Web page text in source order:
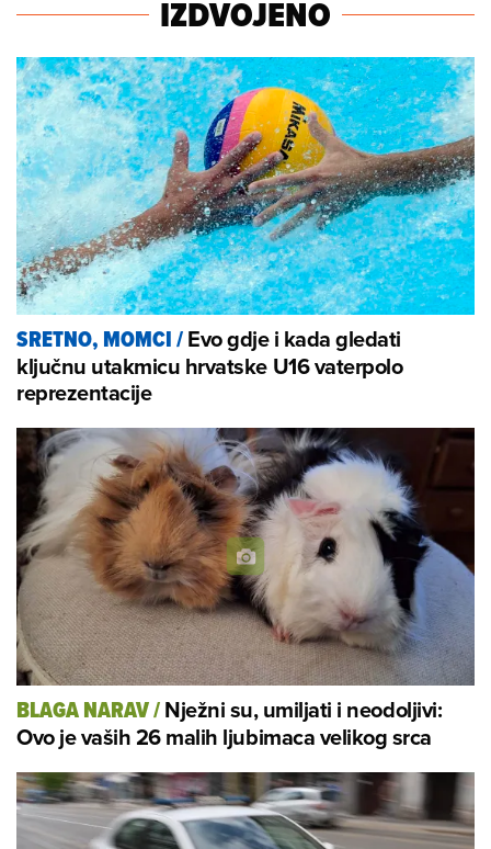
IZDVOJENO
SRETNO, MOMCI/Evo gdje i kada gledati
ključnu utakmicu hrvatske U16 vaterpolo
reprezentacije
BLAGA NARAV/Nježni su, umiljati i neodoljivi:
Ovo je vaših 26 malih ljubimaca velikog srca